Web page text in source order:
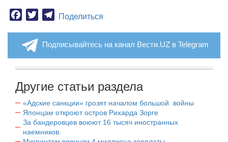
Facebook
TwitterTelegram
Поделиться
Подписывайтесь на канал Вести.UZ в Telegram
Другие статьи раздела
«Адские санкции» грозят началом большой войны
Японцам откроют остров Рихарда Зорге
За бандеровцев воюют 16 тысяч иностранных
наемников.